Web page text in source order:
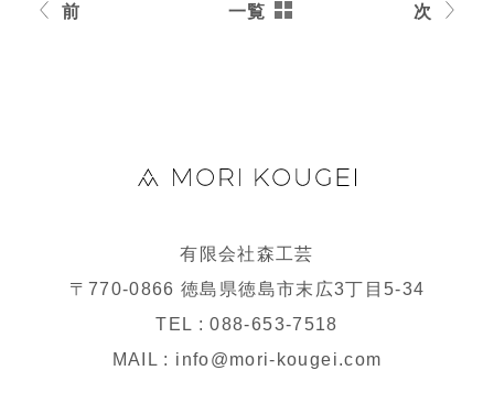
前 一覧 次
有限会社森工芸
〒770-0866 徳島県徳島市末広3丁目5-34
TEL : 088-653-7518
MAIL : info@mori-kougei.com